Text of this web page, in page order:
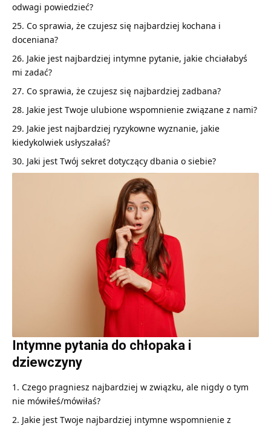
odwagi powiedzieć?
Co sprawia, że czujesz się najbardziej kochana i
doceniana?
Jakie jest najbardziej intymne pytanie, jakie chciałabyś
mi zadać?
Co sprawia, że czujesz się najbardziej zadbana?
Jakie jest Twoje ulubione wspomnienie związane z nami?
Jakie jest najbardziej ryzykowne wyznanie, jakie
kiedykolwiek usłyszałaś?
Jaki jest Twój sekret dotyczący dbania o siebie?
Intymne pytania do chłopaka i
dziewczyny
Czego pragniesz najbardziej w związku, ale nigdy o tym
nie mówiłeś/mówiłaś?
Jakie jest Twoje najbardziej intymne wspomnienie z